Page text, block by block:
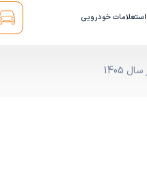
استعلامات خودرویی